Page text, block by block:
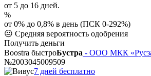
от 5 до 16 дней.
%
от 0% до 0,8% в день (ПСК 0-292%)
😐 Средняя вероятность одобрения
Получить деньги
Boostra быстроБустра - ООО МКК
№2003045009509
7 дней бесплатно